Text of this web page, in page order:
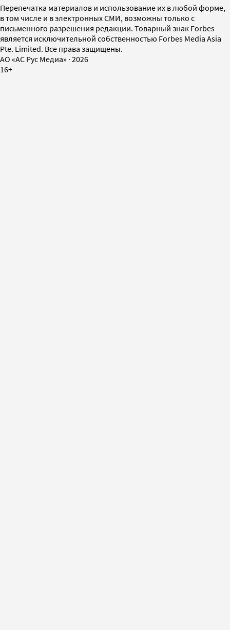
Перепечатка материалов и использование их в любой форме,
в том числе и в электронных СМИ, возможны только с
письменного разрешения редакции. Товарный знак Forbes
является исключительной собственностью Forbes Media Asia
Pte. Limited. Все права защищены.
AO «АС Рус Медиа» · 2026
16+